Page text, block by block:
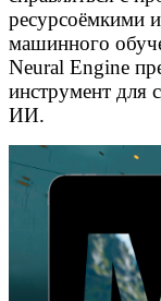
ресурсоёмкими
машинного
Neural Engine
инструмент для
ИИ.